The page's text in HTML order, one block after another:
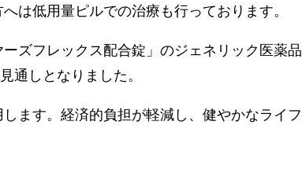
は低用量ピルでの治療も行っております。
ズフレックス配合錠」のジェネリック医薬品
通しとなりました。
ます。経済的負担が軽減し、健やかなライフ